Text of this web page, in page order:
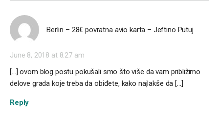
Berlin – 28€ povratna avio karta – Jeftino Putuj
June 8, 2018 at 8:27 am
[…] ovom blog postu pokušali smo što više da vam približimo
delove grada koje treba da obiđete, kako najlakše da […]
Reply